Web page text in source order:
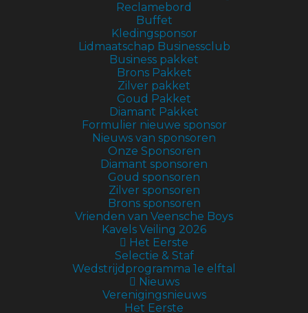
Reclamebord
Buffet
Kledingsponsor
Lidmaatschap Businessclub
Business pakket
Brons Pakket
Zilver pakket
Goud Pakket
Diamant Pakket
Formulier nieuwe sponsor
Nieuws van sponsoren
Onze Sponsoren
Diamant sponsoren
Goud sponsoren
Zilver sponsoren
Brons sponsoren
Vrienden van Veensche Boys
Kavels Veiling 2026
Het Eerste
Selectie & Staf
Wedstrijdprogramma 1e elftal
Nieuws
Verenigingsnieuws
Het Eerste